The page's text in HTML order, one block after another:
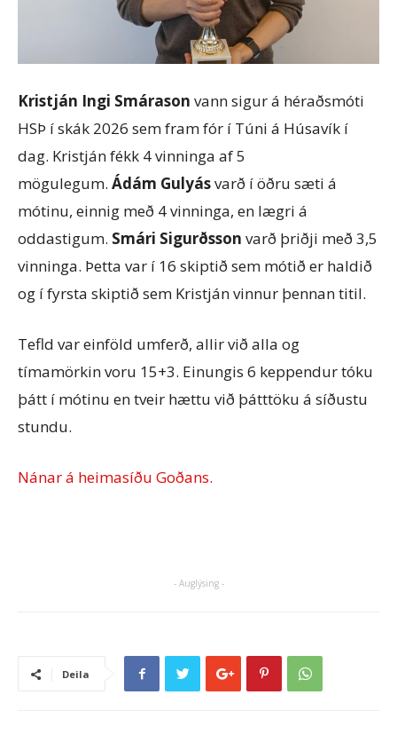
Kristján Ingi Smárason vann sigur á héraðsmóti
HSÞ í skák 2026 sem fram fór í Túni á Húsavík í
dag. Kristján fékk 4 vinninga af 5
mögulegum. Ádám Gulyásvarð í öðru sæti á
mótinu, einnig með 4 vinninga, en lægri á
oddastigum. Smári Sigurðsson varð þriðji með 3,5
vinninga. Þetta var í 16 skiptið sem mótið er haldið
og í fyrsta skiptið sem Kristján vinnur þennan titil.
Tefld var einföld umferð, allir við alla og
tímamörkin voru 15+3. Einungis 6 keppendur tóku
þátt í mótinu en tveir hættu við þátttöku á síðustu
stundu.
Nánar á heimasíðu Goðans.
- Auglýsing -
Deila